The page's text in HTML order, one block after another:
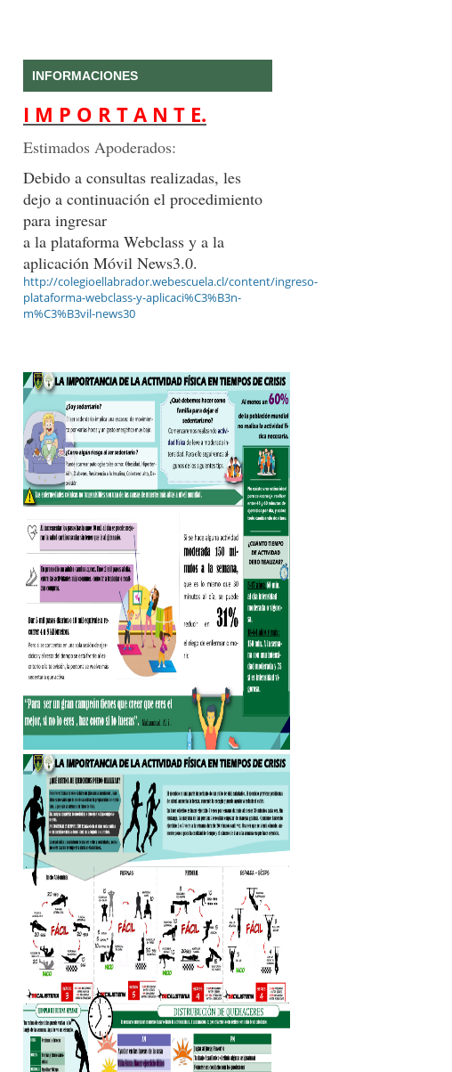
INFORMACIONES
I M P O R T A N T E.
Estimados Apoderados:
Debido a consultas realizadas, les
dejo a continuación el procedimiento
para ingresar
a la plataforma Webclass y a la
aplicación Móvil News3.0.
http://colegioellabrador.webescuela.cl/content/ingreso-
plataforma-webclass-y-aplicaci%C3%B3n-
m%C3%B3vil-news30